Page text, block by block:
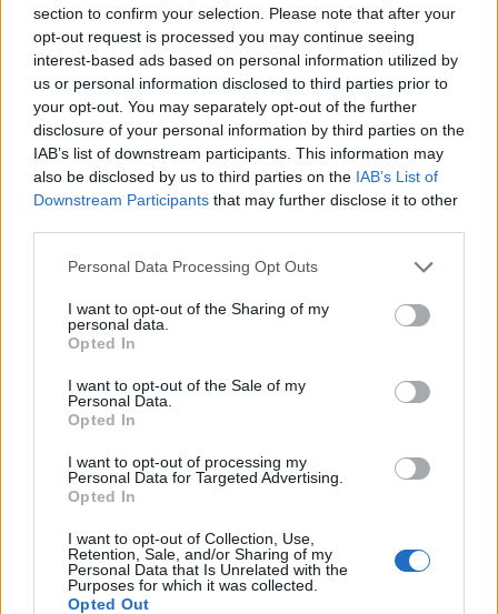
section to confirm your selection. Please note that after your
opt-out request is processed you may continue seeing
interest-based ads based on personal information utilized by
us or personal information disclosed to third parties prior to
your opt-out. You may separately opt-out of the further
disclosure of your personal information by third parties on the
IAB’s list of downstream participants. This information may
also be disclosed by us to third parties on the IAB’s List of
Downstream Participants that may further disclose it to other
Please note that this website/app uses one or more Google
not limited to your visit or usage behaviour. You may click to
grant or deny consent to Google and its third-party tags to
use your data for below specified purposes in below Google
consent section.
Personal Data Processing Opt Outs
I want to opt-out of the Sharing of my
personal data.
Opted In
I want to opt-out of the Sale of my
Personal Data.
Opted In
I want to opt-out of processing my
Personal Data for Targeted Advertising.
Opted In
I want to opt-out of Collection, Use,
Retention, Sale, and/or Sharing of my
Personal Data that Is Unrelated with the
Purposes for which it was collected.
Opted Out
A post shared by 𝕄𝕖́𝕝𝕒𝕟𝕚𝕖 𝕀𝕟𝕘𝕝𝕖𝕤𝕤𝕚𝕤 (@melaniemakeup)
Η ελαφρώς πιο σκούρα ρίζαδημιουργεί οπτικό
βάθος, με αποτέλεσμα τα μαλλιά να δείχνουν πιο
πυκνά από τη βάση τους. Η μετάβαση προς πιο
ένα εκλεπτυσμένο αποτέλεσμα που δείχνει φυσικό
και ανεπιτήδευτα chic.
Natural-looking all over colour